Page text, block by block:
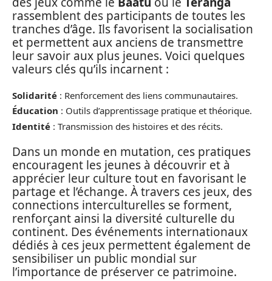
rassemblent des participants de toutes les
tranches d’âge. Ils favorisent la socialisation
et permettent aux anciens de transmettre
leur savoir aux plus jeunes. Voici quelques
valeurs clés qu’ils incarnent :
Solidarité : Renforcement des liens communautaires.
Éducation : Outils d’apprentissage pratique et théorique.
Identité : Transmission des histoires et des récits.
Dans un monde en mutation, ces pratiques
encouragent les jeunes à découvrir et à
apprécier leur culture tout en favorisant le
partage et l’échange. À travers ces jeux, des
connections interculturelles se forment,
renforçant ainsi la diversité culturelle du
continent. Des événements internationaux
dédiés à ces jeux permettent également de
sensibiliser un public mondial sur
l’importance de préserver ce patrimoine.